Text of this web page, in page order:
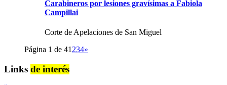
Carabineros por lesiones gravísimas a Fabiola
Campillai
Corte de Apelaciones de San Miguel
Página 1 de 41 234»
Links de interés